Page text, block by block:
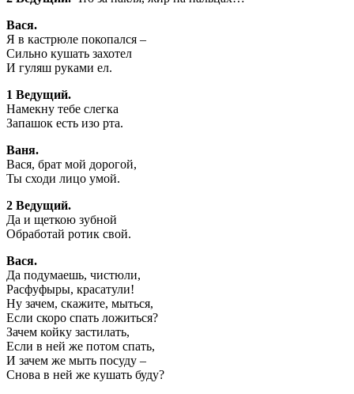
Вася.
Я в кастрюле покопался –
Сильно кушать захотел
И гуляш руками ел.
1 Ведущий.
Намекну тебе слегка
Запашок есть изо рта.
Ваня.
Вася, брат мой дорогой,
Ты сходи лицо умой.
2 Ведущий.
Да и щеткою зубной
Обработай ротик свой.
Вася.
Да подумаешь, чистюли,
Расфуфыры, красатули!
Ну зачем, скажите, мыться,
Если скоро спать ложиться?
Зачем койку застилать,
Если в ней же потом спать,
И зачем же мыть посуду –
Снова в ней же кушать буду?